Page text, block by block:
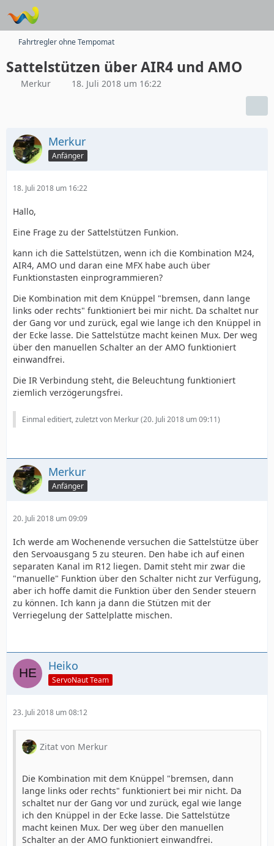
Fahrtregler ohne Tempomat
Sattelstützen über AIR4 und AMO
Merkur 18. Juli 2018 um 16:22
Merkur
Anfänger
18. Juli 2018 um 16:22
Hallo,
Eine Frage zu der Sattelstützen Funkion.
kann ich die Sattelstützen, wenn ich die Kombination M24,
AIR4, AMO und daran eine MFX habe auch über
Funktionstasten einprogrammieren?
Die Kombination mit dem Knüppel "bremsen, dann lange
links oder rechts" funktioniert bei mir nicht. Da schaltet nur
der Gang vor und zurück, egal wie lange ich den Knüppel in
der Ecke lasse. Die Sattelstütze macht keinen Mux. Der weg
über den manuellen Schalter an der AMO funktioniert
einwandfrei.
Die IR Verbindung steht, die Beleuchtung funktioniert
ziemlich verzögerungsfrei.
Einmal editiert, zuletzt von Merkur (20. Juli 2018 um 09:11)
Merkur
Anfänger
20. Juli 2018 um 09:09
Ich werde am Wochenende versuchen die Sattelstütze über
den Servoausgang 5 zu steuren. Den habe ich auf einen
separaten Kanal im R12 liegen. Damit steht mir zwar die
"manuelle" Funktion über den Schalter nicht zur Verfügung,
aber ich hoffe damit die Funktion über den Sender steuern
zu können. Ich kann ja dann die Stützen mit der
Verriegelung der Sattelplatte mischen.
Heiko
ServoNaut Team
23. Juli 2018 um 08:12
Zitat von Merkur
Die Kombination mit dem Knüppel "bremsen, dann
lange links oder rechts" funktioniert bei mir nicht. Da
schaltet nur der Gang vor und zurück, egal wie lange
ich den Knüppel in der Ecke lasse. Die Sattelstütze
macht keinen Mux. Der weg über den manuellen
Schalter an der AMO funktioniert einwandfrei.